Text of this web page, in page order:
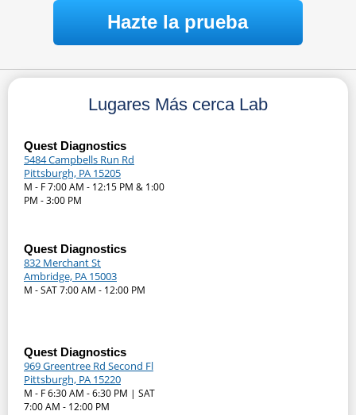
Hazte la prueba
Lugares Más cerca Lab
Quest Diagnostics
5484 Campbells Run Rd
Pittsburgh, PA 15205
M - F 7:00 AM - 12:15 PM & 1:00
PM - 3:00 PM
Quest Diagnostics
832 Merchant St
Ambridge, PA 15003
M - SAT 7:00 AM - 12:00 PM
Quest Diagnostics
969 Greentree Rd Second Fl
Pittsburgh, PA 15220
M - F 6:30 AM - 6:30 PM | SAT
7:00 AM - 12:00 PM